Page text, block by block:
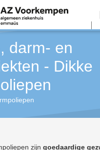
naar de inhoud gaan
darm- en
- Dikke
zijn goedaardige